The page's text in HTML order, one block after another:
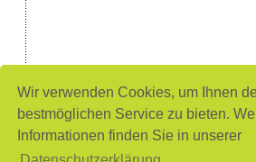
Wir verwenden Cookies, um Ihnen
bestmöglichen Service zu bieten.
Informationen finden Sie in unserer